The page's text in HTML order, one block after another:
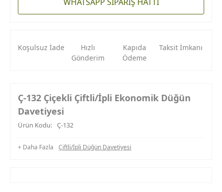
Koşulsuz İade
Hızlı
Gönderim
Kapıda
Ödeme
Taksit İmkanı
Ç-132 Çiçekli Çiftli/İpli Ekonomik Düğün
Davetiyesi
Ürün Kodu: Ç-132
+ Daha Fazla Çiftli/İpli Düğün Davetiyesi